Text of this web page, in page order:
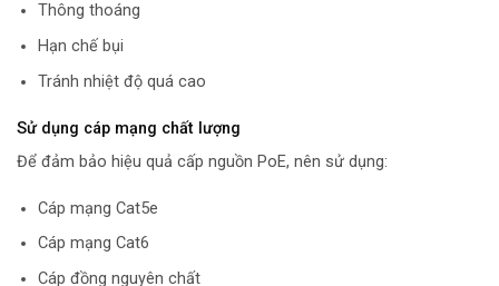
Thông thoáng
Hạn chế bụi
Tránh nhiệt độ quá cao
Sử dụng cáp mạng chất lượng
Để đảm bảo hiệu quả cấp nguồn PoE, nên sử dụng:
Cáp mạng Cat5e
Cáp mạng Cat6
Cáp đồng nguyên chất